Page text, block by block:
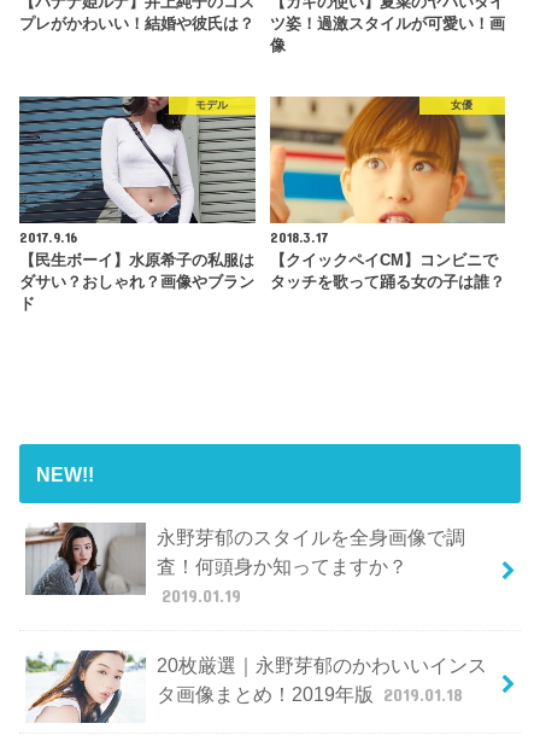
プレがかわいい！結婚や彼氏は？
ツ姿！過激スタイルが可愛い！画
像
モデル
2017.9.16
【民生ボーイ】水原希子の私服は
ダサい？おしゃれ？画像やブラン
ド
女優
2018.3.17
【クイックペイCM】コンビニで
タッチを歌って踊る女の子は誰？
NEW!!
永野芽郁のスタイルを全身画像で調
査！何頭身か知ってますか？
2019.01.19
20枚厳選｜永野芽郁のかわいいインス
タ画像まとめ！2019年版
2019.01.18